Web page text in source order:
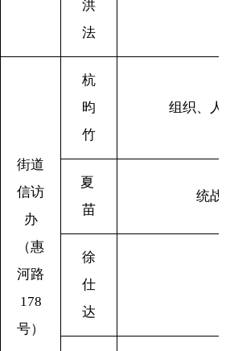
洪
法
街道
信访
办
（惠
河路
178
号）
杭
昀
竹
组织、
夏
苗
统
徐
仕
达